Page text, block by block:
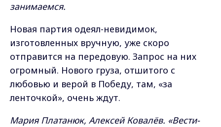
занимаемся.
Новая партия одеял-невидимок,
изготовленных вручную, уже скоро
отправится на передовую. Запрос на них
огромный. Нового груза, отшитого с
любовью и верой в Победу, там, «за
ленточкой», очень ждут.
Мария Платанюк, Алексей Ковалёв. «Вести-